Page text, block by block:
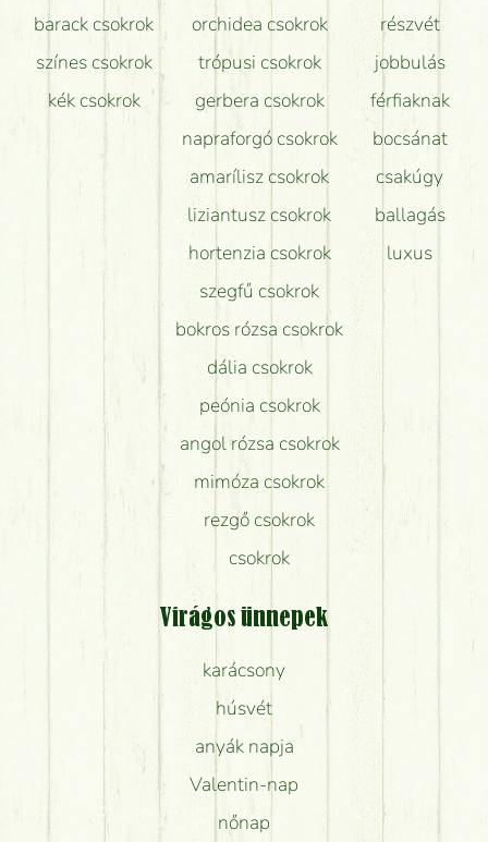
barack csokrok
színes csokrok
kék csokrok
orchidea csokrok
trópusi csokrok
gerbera csokrok
napraforgó csokrok
amarílisz csokrok
liziantusz csokrok
hortenzia csokrok
szegfű csokrok
bokros rózsa csokrok
dália csokrok
peónia csokrok
angol rózsa csokrok
mimóza csokrok
rezgő csokrok
csokrok
részvét
jobbulás
férfiaknak
bocsánat
csakúgy
ballagás
luxus
Virágos ünnepek
karácsony
húsvét
anyák napja
Valentin-nap
nőnap